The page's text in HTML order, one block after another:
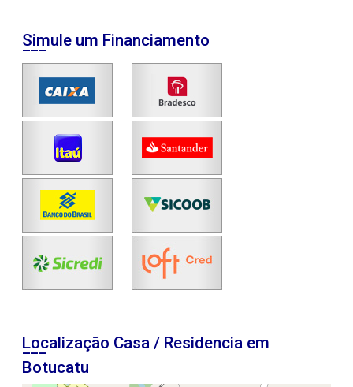
Simule um Financiamento
Localização Casa / Residencia em
Botucatu